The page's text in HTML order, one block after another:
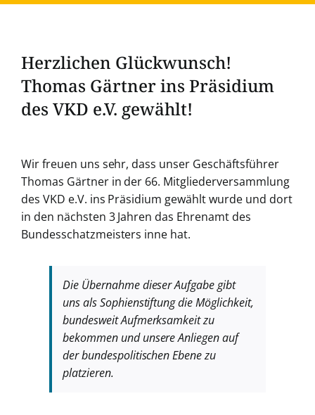
Herzlichen Glückwunsch!
Thomas Gärtner ins Präsidium
des VKD e.V. gewählt!
grösseres
Bild
Wir freuen uns sehr, dass unser Geschäftsführer
Thomas Gärtner in der 66. Mitgliederversammlung
des VKD e.V. ins Präsidium gewählt wurde und dort
in den nächsten 3 Jahren das Ehrenamt des
Bundesschatzmeisters inne hat.
Die Übernahme dieser Aufgabe gibt
uns als Sophienstiftung die Möglichkeit,
bundesweit Aufmerksamkeit zu
bekommen und unsere Anliegen auf
der bundespolitischen Ebene zu
platzieren.